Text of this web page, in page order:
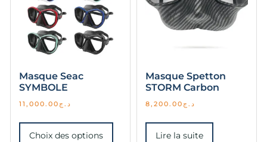
Masque Seac
SYMBOLE
د.ج 11,000.00
Choix des options
Masque Spetton
STORM Carbon
د.ج 8,200.00
Lire la suite